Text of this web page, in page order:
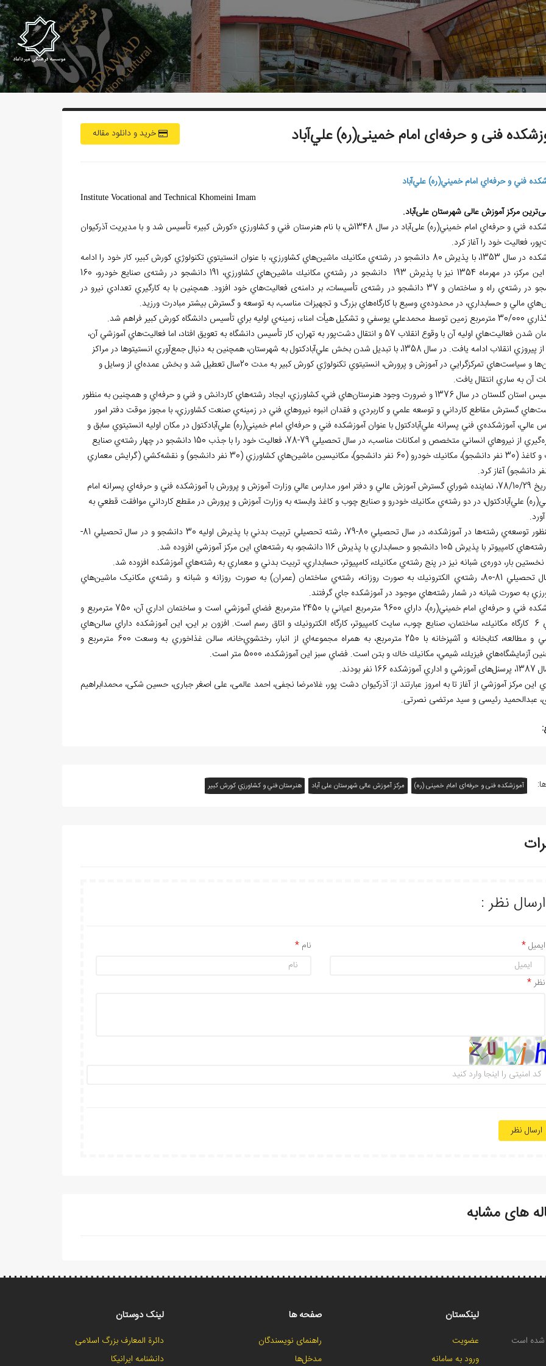
خرید و دانلود مقاله فنی و حرفه‌ای امام خمینی(ره) علي‌آباد
فني و حرفهاي امام خميني(ره) عليآباد
Imam
Khomeini
Technical
and
Vocational
Institute
ترین مرکز آموزش عالی شهرستان علیآباد.
فني و حرفهاي امام خميني(ره) علی
آباد در سال 1348ش، با نام هنرستان فني و كشاورزي «كورش كبير» تأسيس شد و با مديريت آذركيوان
فعاليت خود را آغاز كرد.
1353، با پذيرش 80 دانشجو در رشته
ي مكانيك ماشينهاي كشاورزي، با عنوان انستيتوي تكنولوژي كورش كبير، كار خود را ادامه
در مهرماه 1354 نيز با پذيرش 193 دانشجو در رشته
ي مكانيك ماشينهاي كشاورزي، 191 دانشجو در رشته
ی صنايع خودرو، 160
در رشتهي راه و ساختمان و 37 دانشجو در رشته ی تأسيسات، بر دامنهی فعاليتهاي خود افزود. همچنين با به كارگيري تعدادي نیرو در
هاي مالي و حسابداري، در محدودهي وسيع با كارگاههاي بزرگ و تجهيزات مناسب، به توسعه و گسترش بيشتر مبادرت ورزيد.
يوسفي و تشكيل هيأت امناء، زمينه
ي اوليه براي تأسيس دانشگاه كورش كبير فراهم شد.
شدن فعاليتهاي اوليه آن با وقوع انقلاب 57 و انتقال دشت پور به تهران، كار تأسيس دانشگاه به تعويق افتاد، اما فعاليتهاي آموزشي آن،
انقلاب ادامه يافت. در سال 1358، با تبديل شدن بخش علي
آبادكتول به شهرستان، همچنين به دنبال جمعآوري انستيتوها در مراكز
ها و سياستهاي تمركزگرايي در آموزش و پرورش، انستيتوي تكنولوژي كورش كبير به مدت 20سال تعطيل شد و بخش عمده
اي از وسايل و
آن به ساري انتقال يافت.
استان گلستان در سال 1376 و ضرورت وجود هنرستان
هاي فني، كشاورزي، ايجاد رشتههاي كاردانش و فني و حرفهاي و همچنين به منظور
هاي گسترش مقاطع كارداني و توسعه علمي و كاربردي و فقدان انبوه نيروهاي فني در زمينهي صنعت كشاورزي، با مجوز موقت دفتر امور
عالي، آموزشكدهي فني پسرانه عليآبادكتول با عنوان آموزشكده فني و حرفهاي امام خميني(ره) عليآبادكتول در مكان اوليه انستيتوي سابق و
گيري از نيروهاي انساني متخصص و امكانات مناسب، در سال تحصيلي 79-78، فعاليت خود را با جذب 150 دانشجو در چهار رشته
ي صنايع
خودرو (60 نفر دانشجو)، مكانيسين ماشين
هاي كشاورزي (30 نفر دانشجو) و نقشه كشي (گرايش معماري
آموزش و پرورش با آموزشكده فني و حرفه
اي پسرانه امام
عليآبادكتول، در دو رشتهي مكانيك خودرو و صنايع چوب و كاغذ وابسته به وزارت آموزش و پرورش در مقطع كارداني موافقت قطعي به
توسعهي رشته
ها در آموزشكده، در سال تحصيلي 80-79، رشته تحصيلي تربيت بدني با پذيرش اوليه 30 دانشجو و در سال تحصيلي 81-
هاي كامپيوتر با پذيرش 105 دانشجو و حسابداري با پذيرش 116 دانشجو، به رشته
هاي اين مركز آموزشي افزوده شد.
بار، دورهی شبانه نيز در پنج رشتهي مكانيك، كامپيوتر، حسابداري، تربيت بدني و معماري به رشتههاي آموزشكده افزوده شد.
81-80، رشته
ي الكترونيك به صورت روزانه، رشتهي ساختمان (عمران) به صورت روزانه و شبانه و رشتهي مكانيک ماشينهاي
به صورت شبانه در شمار رشتههاي موجود در آموزشكده جاي گرفتند.
فني و حرفه
اي امام خميني(ره)، داراي 9600 مترمربع اعياني با 2450 مترمربع فضاي آموزشي است و ساختمان اداري آن، 750 مترمربع و
داراي سالن
هاي
كتابخانه و آشپزخانه با 250 مترمربع، به همراه مجموعه
اي از انبار، رختشوي
خانه، سالن غذاخوري به وسعت 600 مترمربع و
آزمايشگاههاي فيزيك، شيمي، مكانيك خاك و بتن است. فضاي سبز اين آموزشكده، 5000 متر است.
های آموزشي و اداري آموزشكده 166 نفر بودند.
اين مركز آموزشي از آغاز تا به امروز عبارتند از: آذرکیوان دشت پور، غلامرضا نجفی، احمد عالمی، علی اصغر جباری، حسین شکی، محمدابراهیم
عبدالحمید رئیسی و سید مرتضی نصرتی.
آموزشکده فنی و حرفه‌ای امام خمینی (ره) مرکز آموزش عالی شهرستان علی آباد هنرستان فني و كشاورزي كورش كبير
ارسال نظر :
نام ایمیل
نظر
ارسال نظر
های مشابه
شده است
لینکستان
عضویت
ورود به سامانه
صفحه ها
راهنمای نویسندگان
مدخل‌ها
لینک دوستان
دائرة المعارف بزرگ اسلامی
دانشنامه ایرانیکا